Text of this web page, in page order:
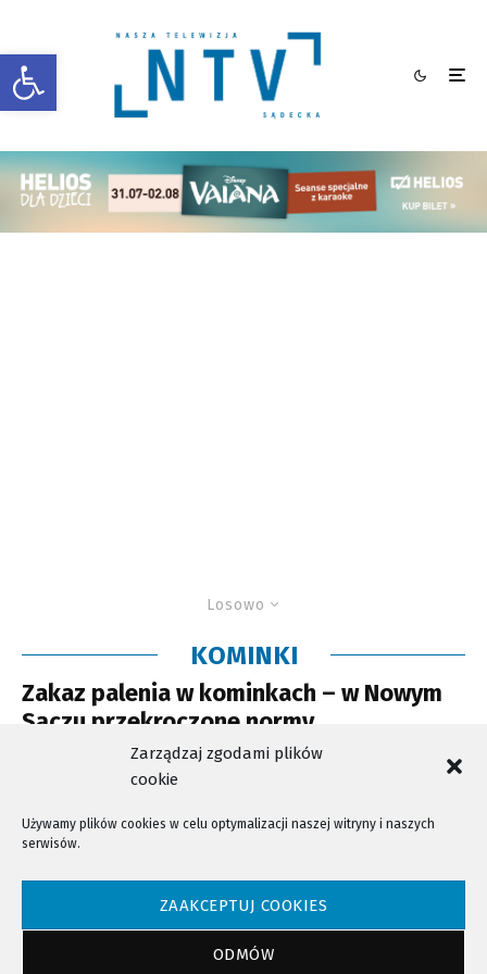
Otwórz pasek narzędzi
Zarządzaj zgodami plików
cookie
Używamy plików cookies w celu optymalizacji naszej witryny i naszych
serwisów.
ZAAKCEPTUJ COOKIES
ODMÓW
Losowo
KOMINKI
Zakaz palenia w kominkach – w Nowym
Sączu przekroczone normy
zanieczyszczenia powietrza
NTV - Nasza Telewizja Sądecka © 2023 Wszystkie prawa zastrzeżone!